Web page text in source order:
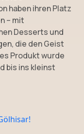
haben ihren Platz
– mit
Desserts und
die den Geist
Produkt wurde
bis ins kleinst